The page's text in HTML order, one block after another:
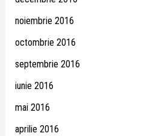
noiembrie 2016
octombrie 2016
septembrie 2016
iunie 2016
mai 2016
aprilie 2016